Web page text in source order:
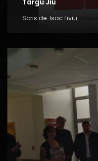
Scris de Isac Liviu